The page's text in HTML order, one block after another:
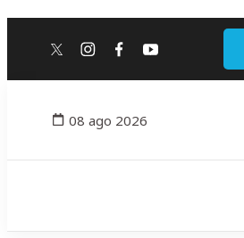
twitterinstagram
facebook
youtube
08 ago 2026